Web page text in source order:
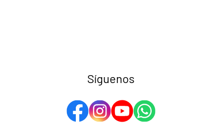
Síguenos